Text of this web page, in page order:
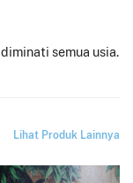
semua usia.
Lihat Produk Lainnya